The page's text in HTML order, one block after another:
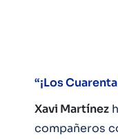
“¡Los
Xavi Martínez
compañeros